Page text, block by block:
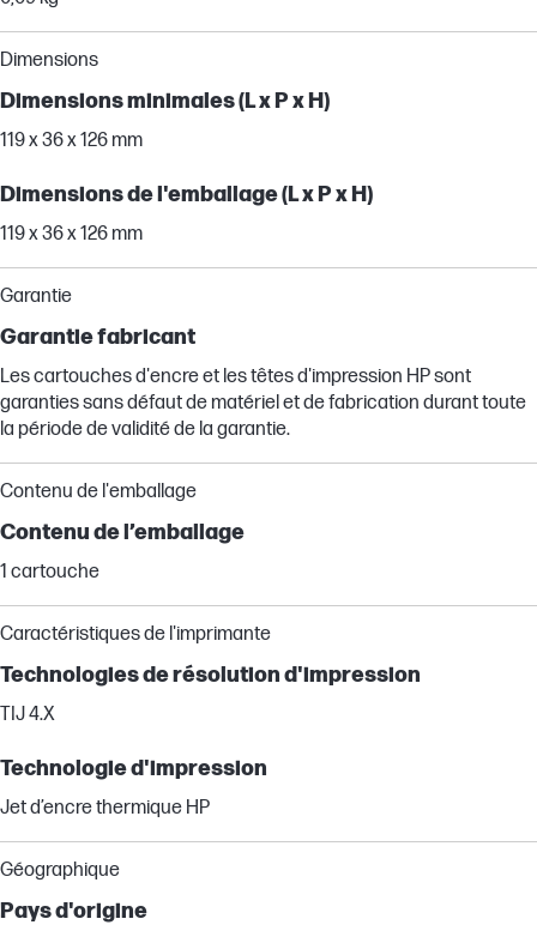
Dimensions
Dimensions minimales (L x P x H)
119 x 36 x 126 mm
Dimensions de l'emballage (L x P x H)
119 x 36 x 126 mm
Garantie
Garantie fabricant
Les cartouches d'encre et les têtes d'impression HP sont
garanties sans défaut de matériel et de fabrication durant toute
la période de validité de la garantie.
Contenu de l'emballage
Contenu de l’emballage
1 cartouche
Caractéristiques de l'imprimante
Technologies de résolution d'impression
TIJ 4.X
Technologie d'impression
Jet d’encre thermique HP
Géographique
Pays d'origine